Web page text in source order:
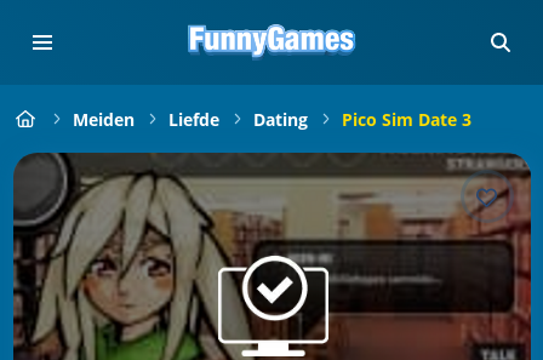
Meiden Liefde Dating Pico Sim Date 3